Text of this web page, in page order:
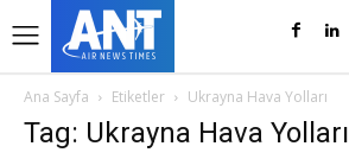
Ana Sayfa Etiketler Ukrayna Hava Yolları
Tag: Ukrayna Hava Yolları